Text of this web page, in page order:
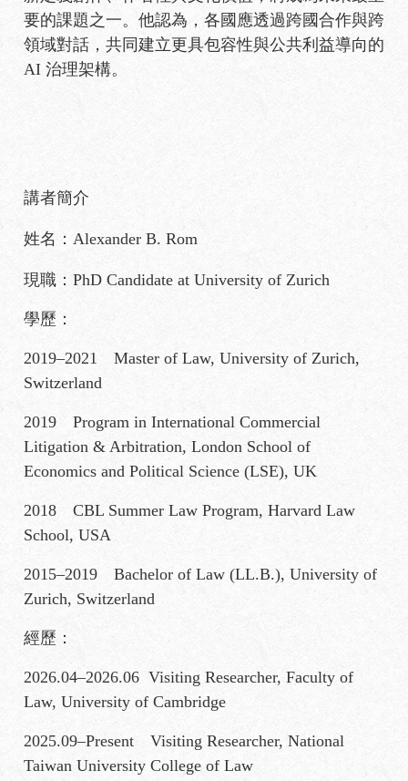
要的課題之一。他認為，各國應透過跨國合作與跨
領域對話，共同建立更具包容性與公共利益導向的
AI 治理架構。
講者簡介
姓名：Alexander B. Rom
現職：PhD Candidate at University of Zurich
學歷：
2019–2021 Master of Law, University of Zurich,
Switzerland
2019 Program in International Commercial
Litigation & Arbitration, London School of
Economics and Political Science (LSE), UK
2018 CBL Summer Law Program, Harvard Law
School, USA
2015–2019 Bachelor of Law (LL.B.), University of
Zurich, Switzerland
經歷：
2026.04–2026.06 Visiting Researcher, Faculty of
Law, University of Cambridge
2025.09–Present Visiting Researcher, National
Taiwan University College of Law